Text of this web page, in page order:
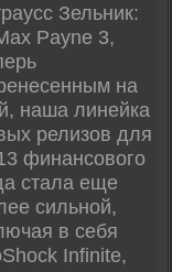
Зельник:
Payne 3,
на
наша линейка
релизов для
финансового
стала еще
сильной,
в себя
Infinite,